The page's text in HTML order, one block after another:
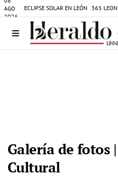
AGO
2026
ECLIPSE SOLAR EN LEÓN 365
Galería de fotos
Cultural